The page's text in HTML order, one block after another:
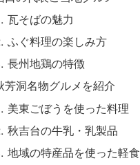
瓦そばの魅力
ふぐ料理の楽しみ方
長州地鶏の特徴
芳洞名物グルメを紹介
美東ごぼうを使った料理
秋吉台の牛乳・乳製品
地域の特産品を使った軽食